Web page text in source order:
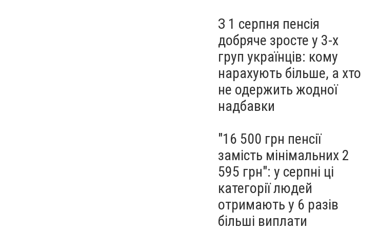
З 1 серпня пенсія
добряче зросте у 3-х
груп українців: кому
нарахують більше, а хто
не одержить жодної
надбавки
"16 500 грн пенсії
замість мінімальних 2
595 грн": у серпні ці
категорії людей
отримають у 6 разів
більші виплати